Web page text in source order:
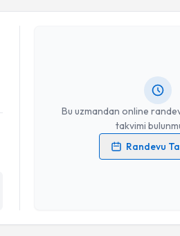
Bu uzmandan online
takvimi
Randevu
Kişisel verilerimin işlenmesine